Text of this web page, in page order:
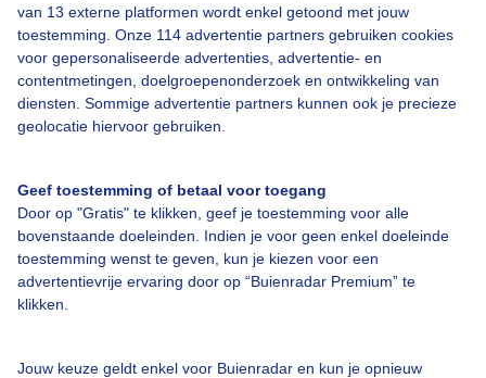
van 13 externe platformen wordt enkel getoond met jouw
toestemming. Onze 114 advertentie partners gebruiken cookies
voor gepersonaliseerde advertenties, advertentie- en
contentmetingen, doelgroepenonderzoek en ontwikkeling van
diensten. Sommige advertentie partners kunnen ook je precieze
geolocatie hiervoor gebruiken.
Geef toestemming of betaal voor toegang
Door op "Gratis" te klikken, geef je toestemming voor alle
bovenstaande doeleinden. Indien je voor geen enkel doeleinde
toestemming wenst te geven, kun je kiezen voor een
advertentievrije ervaring door op “Buienradar Premium” te
klikken.
Jouw keuze geldt enkel voor Buienradar en kun je opnieuw
Over Buienradar
Bedrijfsgegevens
Contact
Toegankelijkheid
Gebruikersvoorwaarden
Buienradar Team